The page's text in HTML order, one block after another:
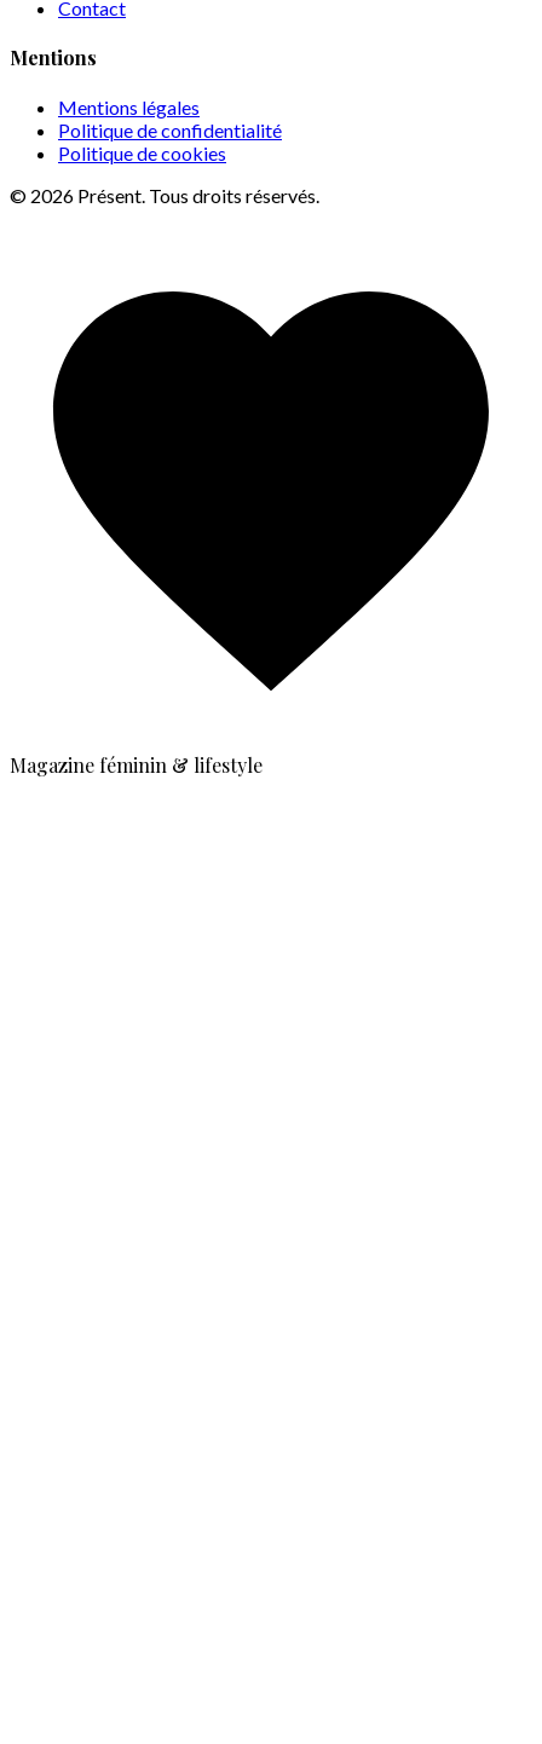
Contact
Mentions
Mentions légales
Politique de confidentialité
Politique de cookies
© 2026 Présent. Tous droits réservés.
Magazine féminin & lifestyle